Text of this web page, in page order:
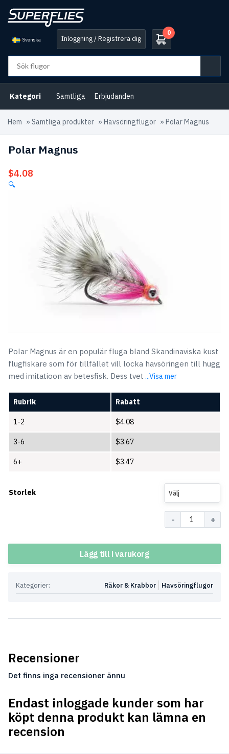
Svenska Inloggning / Registrera dig
0
Kategori Samtliga Erbjudanden
Hem » Samtliga produkter » Havsöringflugor » Polar Magnus
Polar Magnus
$4.08
🔍
Polar Magnus är en populär fluga bland Skandinaviska kust
flugfiskare som för tillfället vill locka havsöringen till hugg
med imitatioon av betesfisk. Dess tvet ...Visa mer
Rubrik Rabatt
1-2 $4.08
3-6 $3.67
6+ $3.47
Storlek Välj
Lägg till i varukorg
Kategorier: Havsöringflugor
Räkor & Krabbor
Recensioner
Det finns inga recensioner ännu
Endast inloggade kunder som har
köpt denna produkt kan lämna en
recension